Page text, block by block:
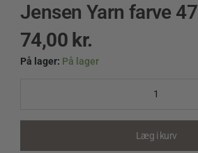
Jensen Yarn farve 47
74,00 kr.
På lager: På lager
Jensen
Læg i kurv